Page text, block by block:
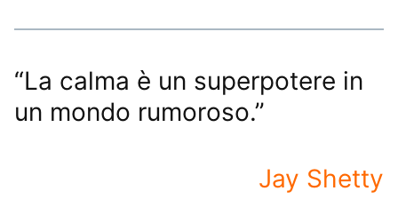
“La calma è un superpotere in
un mondo rumoroso.”
Jay Shetty